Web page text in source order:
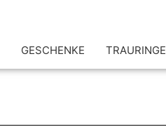
GESCHENKE TRAURINGE